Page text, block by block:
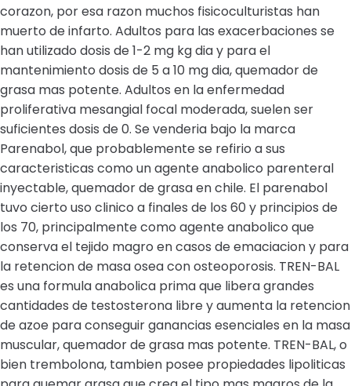
corazon, por esa razon muchos fisicoculturistas han
muerto de infarto. Adultos para las exacerbaciones se
han utilizado dosis de 1-2 mg kg dia y para el
mantenimiento dosis de 5 a 10 mg dia, quemador de
grasa mas potente. Adultos en la enfermedad
proliferativa mesangial focal moderada, suelen ser
suficientes dosis de 0. Se venderia bajo la marca
Parenabol, que probablemente se refirio a sus
caracteristicas como un agente anabolico parenteral
inyectable, quemador de grasa en chile. El parenabol
tuvo cierto uso clinico a finales de los 60 y principios de
los 70, principalmente como agente anabolico que
conserva el tejido magro en casos de emaciacion y para
la retencion de masa osea con osteoporosis. TREN-BAL
es una formula anabolica prima que libera grandes
cantidades de testosterona libre y aumenta la retencion
de azoe para conseguir ganancias esenciales en la masa
muscular, quemador de grasa mas potente. TREN-BAL, o
bien trembolona, tambien posee propiedades lipoliticas